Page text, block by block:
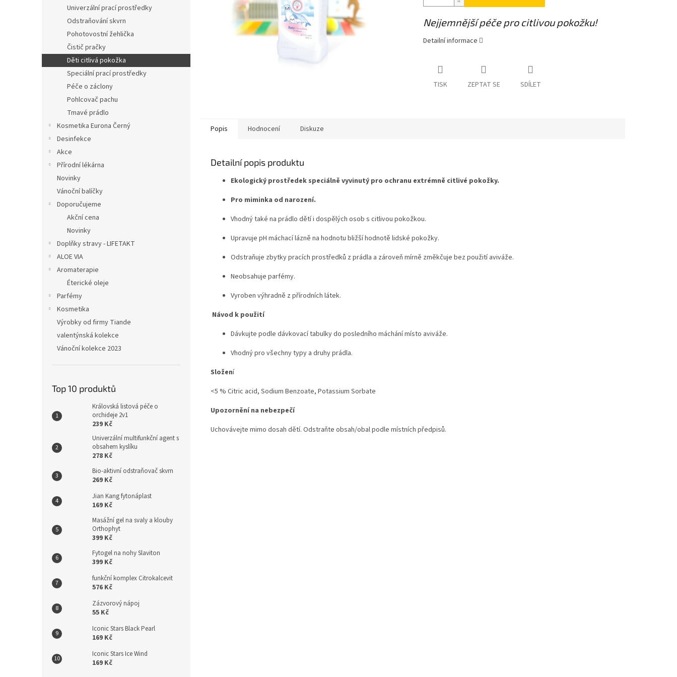
Univerzální prací prostředky
Odstraňování skvrn
Pohotovostní žehlička
Čistič pračky
Děti citlivá pokožka
Speciální prací prostředky
Péče o záclony
Pohlcovač pachu
Tmavé prádlo
Kosmetika Eurona Černý
Desinfekce
Akce
Přírodní lékárna
Novinky
Vánoční balíčky
Doporučujeme
Akční cena
Novinky
Doplňky stravy - LIFETAKT
ALOE VIA
Aromaterapie
Éterické oleje
Parfémy
Kosmetika
Výrobky od firmy Tiande
valentýnská kolekce
Vánoční kolekce 2023
Top 10 produktů
Královská listová péče o
orchideje 2v1
239 Kč
Univerzální multifunkční agent s
obsahem kyslíku
278 Kč
Bio-aktivní odstraňovač skvrn
269 Kč
Jian Kang fytonáplast
169 Kč
Masážní gel na svaly a klouby
Orthophyt
399 Kč
Fytogel na nohy Slaviton
399 Kč
funkční komplex Citrokalcevit
576 Kč
Zázvorový nápoj
55 Kč
Iconic Stars Black Pearl
169 Kč
Iconic Stars Ice Wind
169 Kč
Nejjemnější péče pro citlivou pokožku!
Detailní informace
TISK ZEPTAT SE SDÍLET
Popis Hodnocení Diskuze
Detailní popis produktu
Ekologický prostředek speciálně vyvinutý pro ochranu extrémně citlivé pokožky.
Pro miminka od narození.
Vhodný také na prádlo dětí i dospělých osob s citlivou pokožkou.
Upravuje pH máchací lázně na hodnotu bližší hodnotě lidské pokožky.
Odstraňuje zbytky pracích prostředků z prádla a zároveň mírně změkčuje bez použití aviváže.
Neobsahuje parfémy.
Vyroben výhradně z přírodních látek.
Návod k použití
Dávkujte podle dávkovací tabulky do posledního máchání místo aviváže.
Vhodný pro všechny typy a druhy prádla.
Složení
<5 % Citric acid, Sodium Benzoate, Potassium Sorbate
Upozornění na nebezpečí
Uchovávejte mimo dosah dětí. Odstraňte obsah/obal podle místních předpisů.